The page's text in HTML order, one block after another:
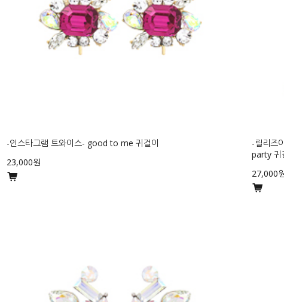
-인스타그램 트와이스- good to me 귀걸이
23,000원
-릴리즈
party 귀
27,000